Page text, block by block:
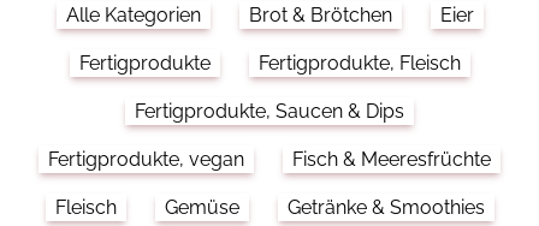
Alle Kategorien Brot & Brötchen Eier
Fertigprodukte Fertigprodukte, Fleisch
Fertigprodukte, Saucen & Dips
Fertigprodukte, vegan Fisch & Meeresfrüchte
Fleisch Gemüse Getränke & Smoothies